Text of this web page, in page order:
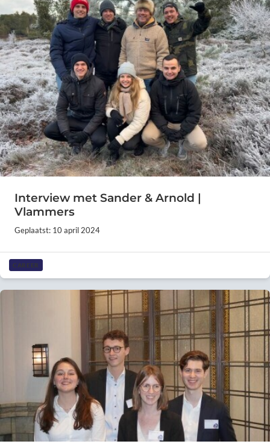
Interview met Sander & Arnold |
Vlammers
Geplaatst: 10 april 2024
CAREER